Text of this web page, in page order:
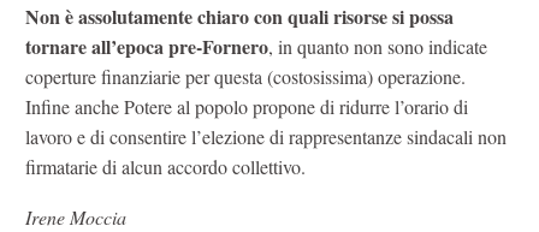
Non è assolutamente chiaro con quali risorse si possa
tornare all’epoca pre-Fornero, in quanto non sono indicate
coperture finanziarie per questa (costosissima) operazione.
Infine anche Potere al popolo propone di ridurre l’orario di
lavoro e di consentire l’elezione di rappresentanze sindacali non
firmatarie di alcun accordo collettivo.
Irene Moccia